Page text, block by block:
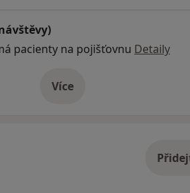
pacienty na pojišťovnu Detaily
Víceo adrese